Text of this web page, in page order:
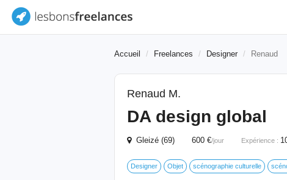
Accueil Freelances Designer Renaud
Renaud M.
DA design global
Gleizé (69) 600 €/jour Expérience :
Designer Objet scénographie culturelle